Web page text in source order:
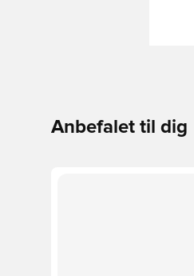
Anbefalet til dig